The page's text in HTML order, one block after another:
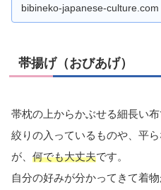
bibineko-japanese-culture.com
帯揚げ（おびあげ）
帯枕の上からかぶせる細長い布
絞りの入っているものや、平
が、 何でも大丈夫です。
自分の好みが分かってきて着